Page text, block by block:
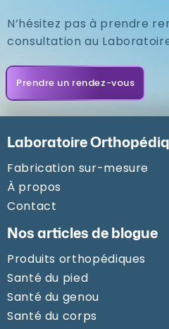
N’hésitez pas à prendre
consultation au
Prendre un rendez-vous
Laboratoire
Fabrication sur-mesure
À propos
Contact
Nos articles de blogue
Produits orthopédiques
Santé du pied
Santé du genou
Santé du corps